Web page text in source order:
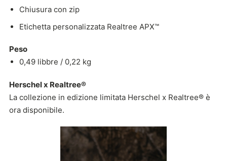
Chiusura con zip
Etichetta personalizzata Realtree APX™
Peso
0,49 libbre / 0,22 kg
Herschel x Realtree®
La collezione in edizione limitata Herschel x Realtree® è
ora disponibile.